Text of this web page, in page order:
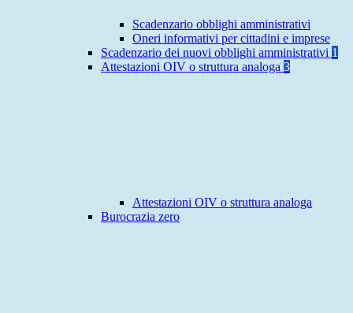
Scadenzario obblighi amministrativi
Oneri informativi per cittadini e imprese
Scadenzario dei nuovi obblighi amministrativi 1
Attestazioni OIV o struttura analoga 3
Attestazioni OIV o struttura analoga
Burocrazia zero